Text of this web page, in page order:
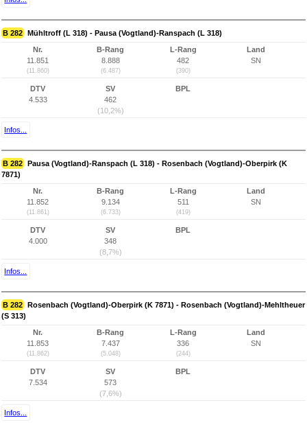
B 282 Mühltroff (L 318) - Pausa (Vogtland)-Ranspach (L 318)
Nr.
11.851
(11.860)
B-Rang
8.888
(6.487)
L-Rang
482
(390)
Land
SN
DTV
4.533
SV
462
(10,2%)
BPL
Infos...
B 282 Pausa (Vogtland)-Ranspach (L 318) - Rosenbach (Vogtland)-Oberpirk (K
7871)
Nr.
11.852
(11.861)
B-Rang
9.134
(6.733)
L-Rang
511
(419)
Land
SN
DTV
4.000
SV
348
(8,7%)
BPL
Infos...
B 282 Rosenbach (Vogtland)-Oberpirk (K 7871) - Rosenbach (Vogtland)-Mehltheuer
(S 313)
Nr.
11.853
(11.862)
B-Rang
7.437
(5.048)
L-Rang
336
(244)
Land
SN
DTV
7.534
SV
573
(7,6%)
BPL
Infos...